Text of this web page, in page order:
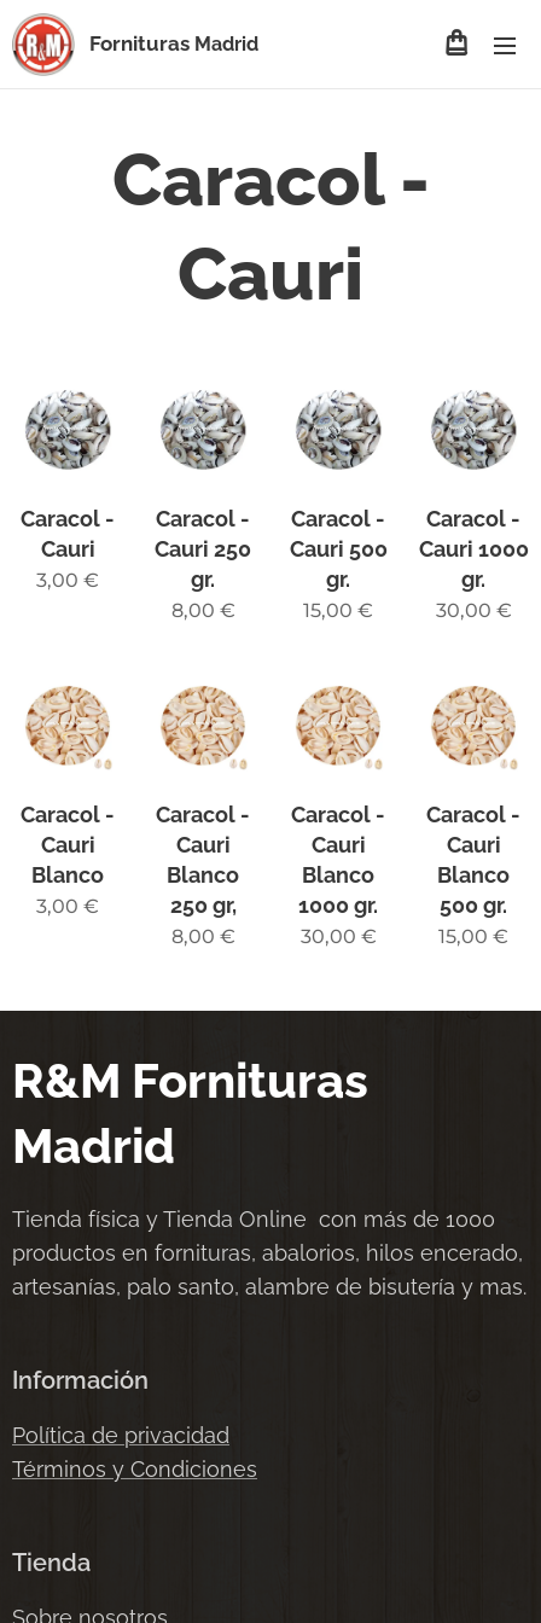
Fornituras Madrid
Caracol -
Cauri
Caracol -
Cauri
3,00 €
Caracol -
Cauri 250
gr.
8,00 €
Caracol -
Cauri 500
gr.
15,00 €
Caracol -
Cauri 1000
gr.
30,00 €
Caracol -
Cauri
Blanco
3,00 €
Caracol -
Cauri
Blanco
250 gr,
8,00 €
Caracol -
Cauri
Blanco
1000 gr.
30,00 €
Caracol -
Cauri
Blanco
500 gr.
15,00 €
R&M Fornituras
Madrid
Tienda física y Tienda Online con más de 1000
productos en fornituras, abalorios, hilos encerado,
artesanías, palo santo, alambre de bisutería y mas.
Información
Política de privacidad
Términos y Condiciones
Tienda
Sobre nosotros